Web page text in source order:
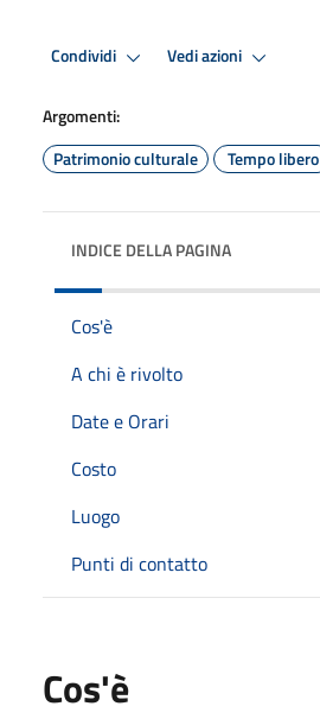
Condividi Vedi azioni
Argomenti:
Patrimonio culturale
Tempo libero
INDICE DELLA PAGINA
Cos'è
A chi è rivolto
Date e Orari
Costo
Luogo
Punti di contatto
Cos'è